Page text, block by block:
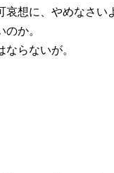
想に、やめなさい
か。
らないが。